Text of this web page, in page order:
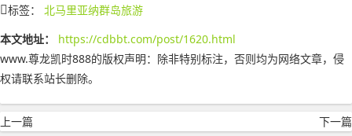
标签： 北马里亚纳群岛旅游
本文地址：
https://cdbbt.com/post/1620.html
www.尊龙凯时888的版权声明： 除非特别标注，否则均为网络文章，侵
权请联系站长删除。
上一篇 下一篇